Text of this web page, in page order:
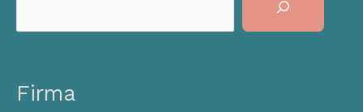
Firma